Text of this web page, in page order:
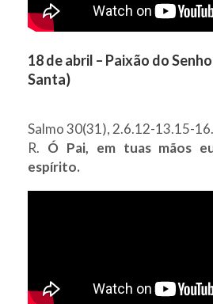
18 de abril – Paixão do
Santa)
Salmo 30(31), 2.6.12-13.15-
R. Ó Pai, em tuas mãos
espírito.